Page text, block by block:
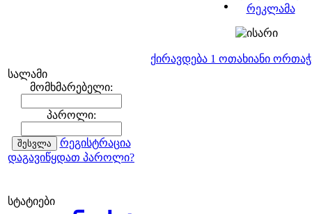
რეკლამა
ქირავდება 1 ოთახიანი
სალამი
მომხმარებელი:
პაროლი:
რეგისტრაცია
დაგავიწყდათ პაროლი?
სტატიები